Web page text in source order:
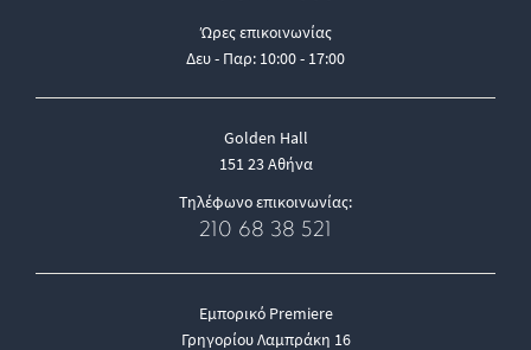
Ώρες επικοινωνίας
Δευ - Παρ: 10:00 - 17:00
Golden Hall
151 23 Αθήνα
Τηλέφωνο επικοινωνίας:
210 68 38 521
Εμπορικό Premiere
Γρηγορίου Λαμπράκη 16